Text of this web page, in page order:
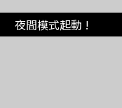
夜間模式起動 !